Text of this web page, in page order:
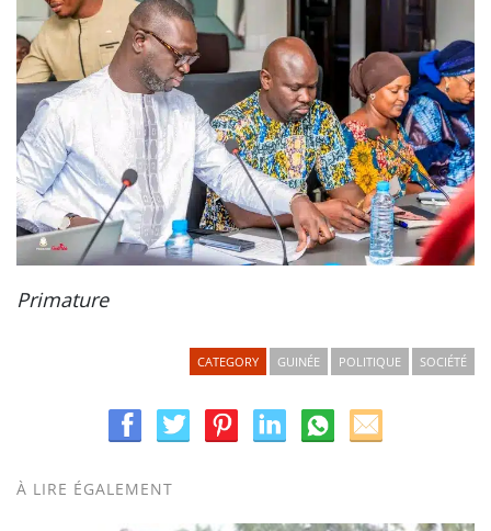
Primature
CATEGORY GUINÉE POLITIQUE SOCIÉTÉ
À LIRE ÉGALEMENT